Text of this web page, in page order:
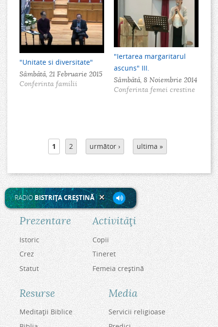
"Unitate si diversitate"
Sâmbătă, 21 Februarie 2015
Conferinta familii
"Iertarea margaritarul
ascuns" III.
Sâmbătă, 8 Noiembrie 2014
Conferinta femei crestine
i
n
i
1 2 următor › ultima »
RADIOBISTRIŢA CREŞTINĂ
Prezentare
Istoric
Crez
Statut
Activităţi
Copii
Tineret
Femeia creştină
Resurse
Meditaţii Biblice
Media
Servicii religioase